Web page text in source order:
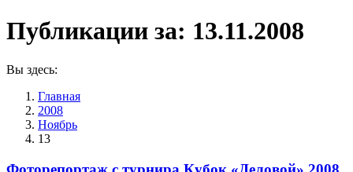
Публикации за: 13.11.2008
Вы здесь:
Главная
2008
Ноябрь
13